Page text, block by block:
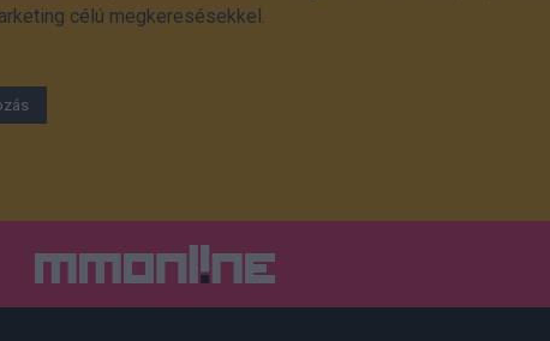
célú megkeresésekkel.